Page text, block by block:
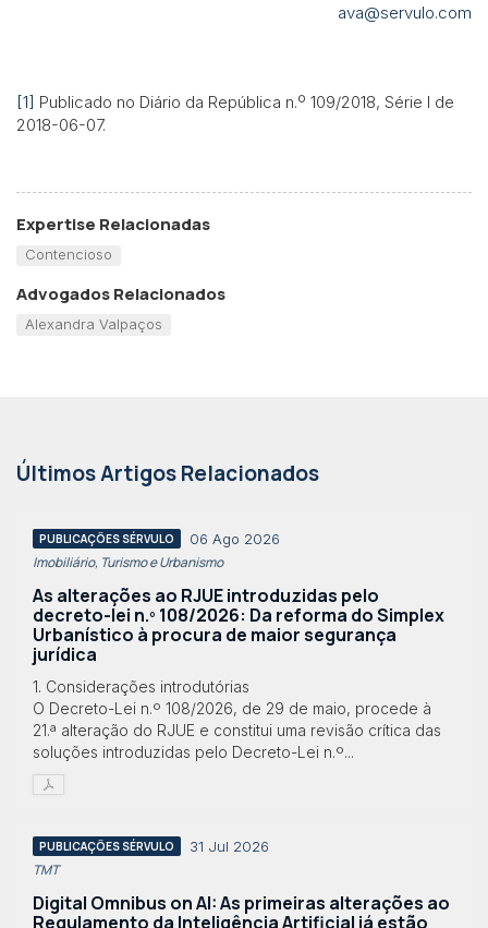
ava@servulo.com
[1] Publicado no Diário da República n.º 109/2018, Série I de
2018-06-07.
Expertise Relacionadas
Contencioso
Advogados Relacionados
Alexandra Valpaços
Últimos Artigos Relacionados
PUBLICAÇÕES SÉRVULO 06 Ago 2026
Imobiliário, Turismo e Urbanismo
As alterações ao RJUE introduzidas pelo
decreto-lei n.º 108/2026: Da reforma do Simplex
Urbanístico à procura de maior segurança
jurídica
1. Considerações introdutórias
O Decreto-Lei n.º 108/2026, de 29 de maio, procede à
21.ª alteração do RJUE e constitui uma revisão crítica das
soluções introduzidas pelo Decreto-Lei n.º...
PUBLICAÇÕES SÉRVULO 31 Jul 2026
TMT
Digital Omnibus on AI: As primeiras alterações ao
Regulamento da Inteligência Artificial já estão